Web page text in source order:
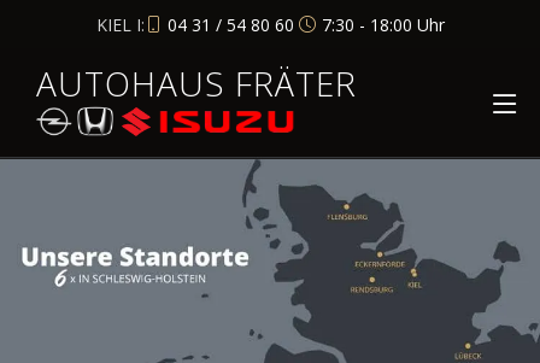
KIEL I: 04 31 / 54 80 60 7:30 - 18:00 Uhr
AUTOHAUS FRÄTER